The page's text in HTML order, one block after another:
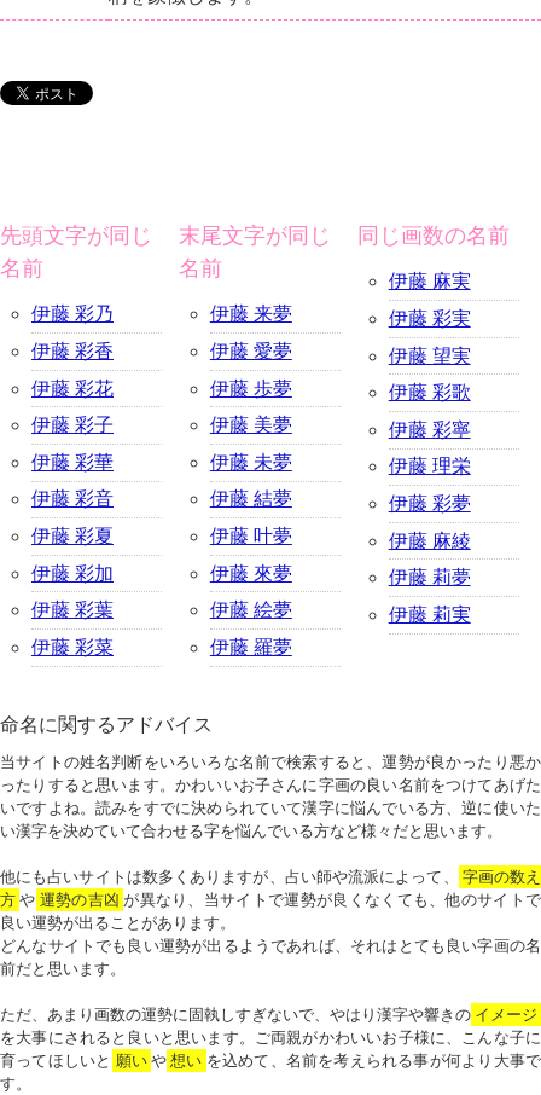
先頭文字が同じ
名前
伊藤 彩乃
伊藤 彩香
伊藤 彩花
伊藤 彩子
伊藤 彩華
伊藤 彩音
伊藤 彩夏
伊藤 彩加
伊藤 彩葉
伊藤 彩菜
末尾文字が同じ
名前
伊藤 来夢
伊藤 愛夢
伊藤 歩夢
伊藤 美夢
伊藤 未夢
伊藤 結夢
伊藤 叶夢
伊藤 來夢
伊藤 絵夢
伊藤 羅夢
同じ画数の名前
伊藤 麻実
伊藤 彩実
伊藤 望実
伊藤 彩歌
伊藤 彩寧
伊藤 理栄
伊藤 彩夢
伊藤 麻綾
伊藤 莉夢
伊藤 莉実
命名に関するアドバイス
当サイトの姓名判断をいろいろな名前で検索すると、運勢が良かったり悪か
ったりすると思います。かわいいお子さんに字画の良い名前をつけてあげた
いですよね。読みをすでに決められていて漢字に悩んでいる方、逆に使いた
い漢字を決めていて合わせる字を悩んでいる方など様々だと思います。
他にも占いサイトは数多くありますが、占い師や流派によって、
字画の数え
方 や 運勢の吉凶 が異なり、当サイトで運勢が良くなくても、他のサイトで
良い運勢が出ることがあります。
どんなサイトでも良い運勢が出るようであれば、それはとても良い字画の名
前だと思います。
ただ、あまり画数の運勢に固執しすぎないで、やはり漢字や響きの イメージ
を大事にされると良いと思います。ご両親がかわいいお子様に、こんな子に
育ってほしいと 願い や 想い を込めて、名前を考えられる事が何より大事で
す。